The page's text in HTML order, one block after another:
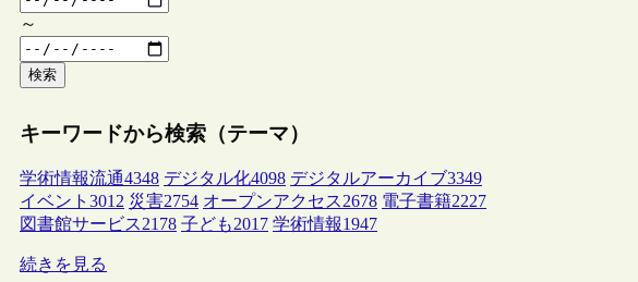
～
検索
キーワードから検索（テーマ）
学術情報流通4348 デジタル化4098 デジタルアーカイブ3349
イベント 3012 災害2754 オープンアクセス2678 電子書籍2227
図書館サービス2178 子ども2017 学術情報1947
続きを見る